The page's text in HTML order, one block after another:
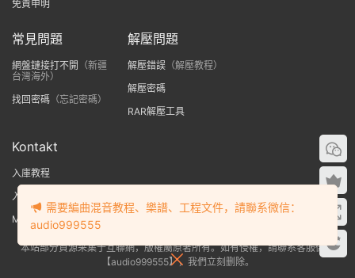
免責申明
常見問題
網盤鏈接打不開
（新疆
台灣海外）
找回密碼 （忘記密碼）
解壓問題
解壓錯誤（解壓教程）
解壓密碼
RAR解壓工具
Kontakt
入庫教程
入庫提示no library found
MAC版Kontakt入庫教程
本站部分資源采集于互聯網，版權屬原著所有。如有侵權，請聯系客服微信
【audio999555】，我們立刻删除。
需要編曲混音教程、樂譜、工程文件，請聯系微信：
audio999555